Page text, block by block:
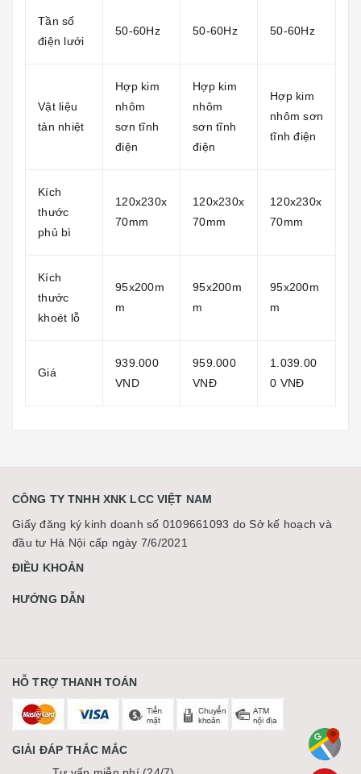
Tần số
điện lưới
50-60Hz 50-60Hz 50-60Hz
Vật liệu
tản nhiệt
Hợp kim
nhôm
sơn tĩnh
điện
Hợp kim
nhôm
sơn tĩnh
điện
Hợp kim
nhôm sơn
tĩnh điện
Kích
thước
phủ bì
120x230x
70mm
120x230x
70mm
120x230x
70mm
Kích
thước
khoét lỗ
95x200m
m
95x200m
m
95x200m
m
Giá
939.000
VND
959.000
VNĐ
1.039.00
0 VNĐ
CÔNG TY TNHH XNK LCC VIỆT NAM
Giấy đăng ký kinh doanh số 0109661093 do Sở kế hoạch và
đầu tư Hà Nội cấp ngày 7/6/2021
ĐIỀU KHOẢN
HƯỚNG DẪN
HỖ TRỢ THANH TOÁN
GIẢI ĐÁP THẮC MẮC